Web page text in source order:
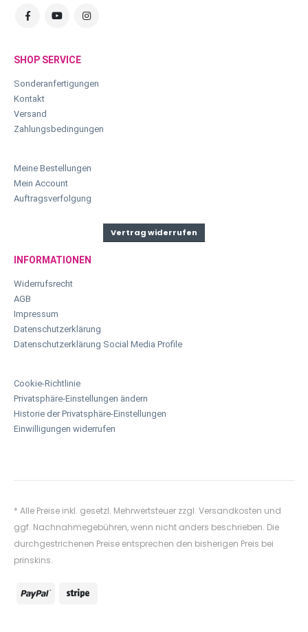
SHOP SERVICE
Sonderanfertigungen
Kontakt
Versand
Zahlungsbedingungen
Meine Bestellungen
Mein Account
Auftragsverfolgung
Vertrag widerrufen
INFORMATIONEN
Widerrufsrecht
AGB
Impressum
Datenschutzerklärung
Datenschutzerklärung Social Media Profile
Cookie-Richtlinie
Privatsphäre-Einstellungen ändern
Historie der Privatsphäre-Einstellungen
Einwilligungen widerrufen
* Alle Preise inkl. gesetzl. Mehrwertsteuer zzgl. Versandkosten und
ggf. Nachnahmegebühren, wenn nicht anders beschrieben. Die
durchgestrichenen Preise entsprechen den bisherigen Preis bei
prinskins.